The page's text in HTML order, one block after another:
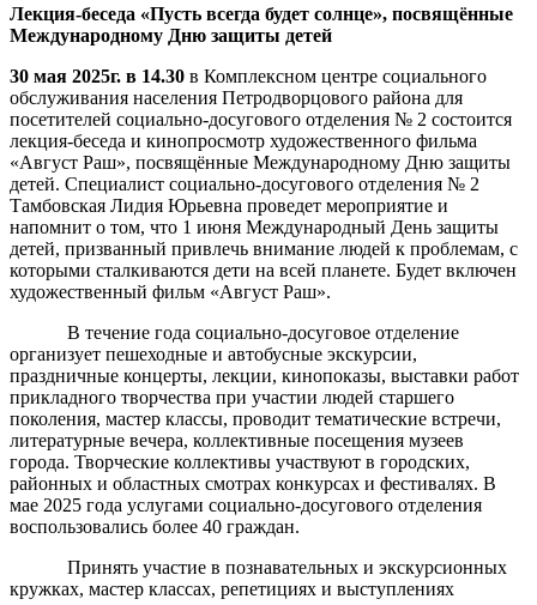
Лекция-беседа «Пусть всегда будет солнце», посвящённые
Международному Дню защиты детей
30 мая 2025г. в 14.30 в Комплексном центре социального
обслуживания населения Петродворцового района для
посетителей социально-досугового отделения № 2 состоится
лекция-беседа и кинопросмотр художественного фильма
«Август Раш», посвящённые Международному Дню защиты
детей. Специалист социально-досугового отделения № 2
Тамбовская Лидия Юрьевна проведет мероприятие и
напомнит о том, что 1 июня Международный День защиты
детей, призванный привлечь внимание людей к проблемам, с
которыми сталкиваются дети на всей планете. Будет включен
художественный фильм «Август Раш».
В течение года социально-досуговое отделение
организует пешеходные и автобусные экскурсии,
праздничные концерты, лекции, кинопоказы, выставки работ
прикладного творчества при участии людей старшего
поколения, мастер классы, проводит тематические встречи,
литературные вечера, коллективные посещения музеев
города. Творческие коллективы участвуют в городских,
районных и областных смотрах конкурсах и фестивалях. В
мае 2025 года услугами социально-досугового отделения
воспользовались более 40 граждан.
Принять участие в познавательных и экскурсионных
кружках, мастер классах, репетициях и выступлениях